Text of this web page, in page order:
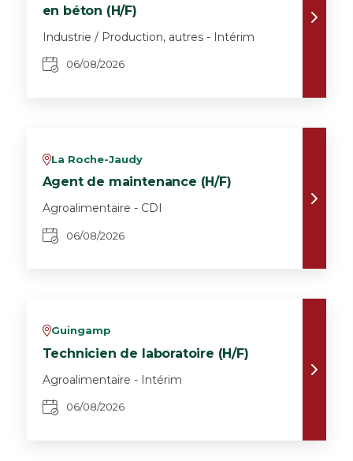
en béton (H/F)
Industrie / Production, autres - Intérim
06/08/2026
vLa Roche-Jaudy
Agent de maintenance (H/F)
Agroalimentaire - CDI
06/08/2026
vGuingamp
Technicien de laboratoire (H/F)
Agroalimentaire - Intérim
06/08/2026